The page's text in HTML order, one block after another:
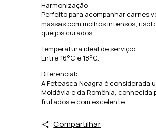
Harmonização:
Perfeito para acompanhar carnes
massas com molhos intensos,
queijos curados.
Temperatura ideal de serviço:
Entre 16°C e 18°C.
Diferencial:
A Feteasca Neagra é considerada
Moldávia e da Romênia,
frutados e com excelente
Compartilhar